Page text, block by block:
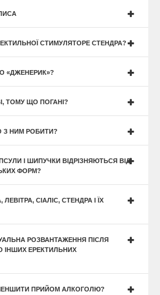
СТИМУЛЯТОРЕ СТЕНДРА?
«ДЖЕНЕРИК»?
ТОМУ ЩО ПОГАНІ?
З НИМ РОБИТИ?
І ШИПУЧКИ ВІДРІЗНЯЮТЬСЯ ВІД
ФОРМ?
СІАЛІС, СТЕНДРА І ЇХ
РОЗВАНТАЖЕННЯ ПІСЛЯ
ІНШИХ ЕРЕКТИЛЬНИХ
ПРИЙОМ АЛКОГОЛЮ?